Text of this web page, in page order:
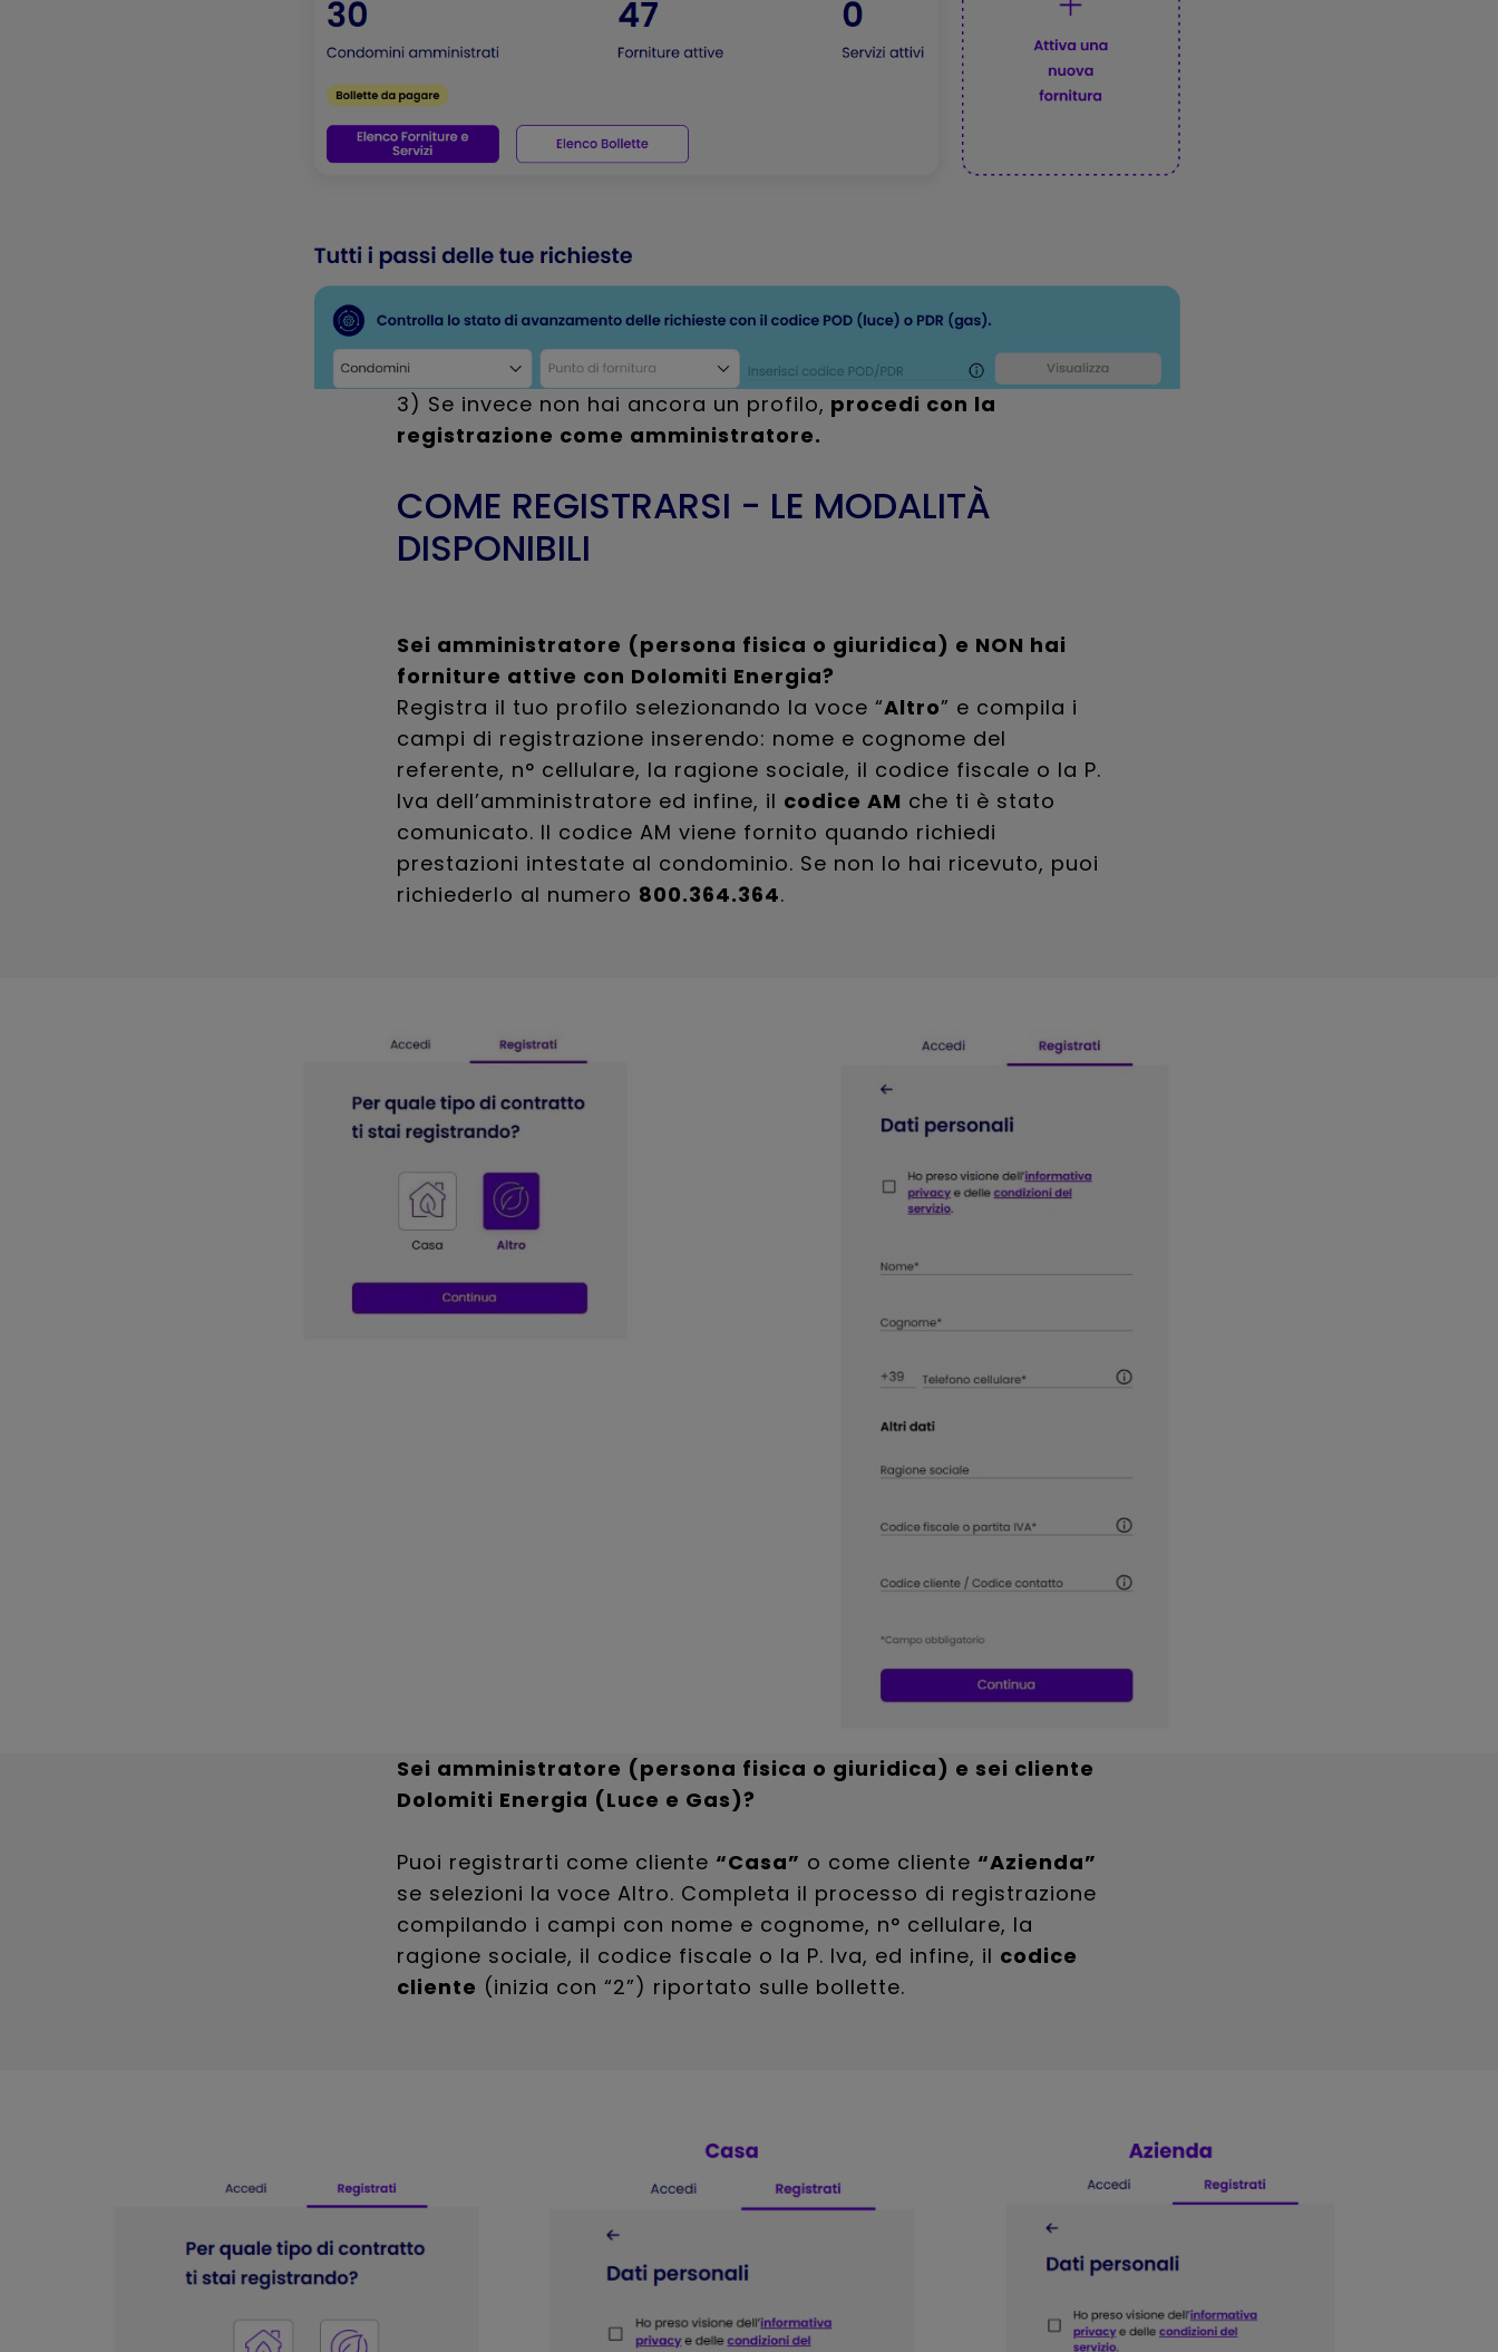
3) Se invece non hai ancora un profilo, procedi con la
registrazione come amministratore.
COME REGISTRARSI - LE MODALITÀ
DISPONIBILI
Sei amministratore (persona fisica o giuridica) e NON hai
forniture attive con Dolomiti Energia?
Registra il tuo profilo selezionando la voce “Altro” e compila i
campi di registrazione inserendo: nome e cognome del
referente, n° cellulare, la ragione sociale, il codice fiscale o la P.
Iva dell’amministratore ed infine, il codice AM che ti è stato
comunicato. Il codice AM viene fornito quando richiedi
prestazioni intestate al condominio. Se non lo hai ricevuto, puoi
richiederlo al numero 800.364.364.
Sei amministratore (persona fisica o giuridica) e sei cliente
Dolomiti Energia (Luce e Gas)?
Puoi registrarti come cliente “Casa” o come cliente “Azienda”
se selezioni la voce Altro. Completa il processo di registrazione
compilando i campi con nome e cognome, n° cellulare, la
ragione sociale, il codice fiscale o la P. Iva, ed infine, il codice
cliente (inizia con “2”) riportato sulle bollette.